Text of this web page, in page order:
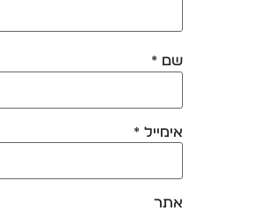
שם *
אימייל *
אתר